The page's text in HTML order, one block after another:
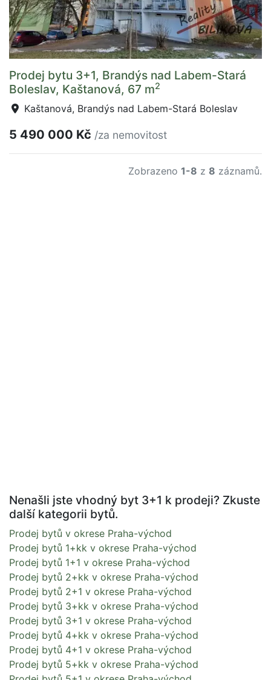
Prodej bytu 3+1, Brandýs nad Labem-Stará
Boleslav, Kaštanová, 67 m2
Kaštanová, Brandýs nad Labem-Stará Boleslav
5 490 000 Kč /za nemovitost
Zobrazeno 1-8 z 8 záznamů.
Nenašli jste vhodný byt 3+1 k prodeji? Zkuste
další kategorii bytů.
Prodej bytů v okrese Praha-východ
Prodej bytů 1+kk v okrese Praha-východ
Prodej bytů 1+1 v okrese Praha-východ
Prodej bytů 2+kk v okrese Praha-východ
Prodej bytů 2+1 v okrese Praha-východ
Prodej bytů 3+kk v okrese Praha-východ
Prodej bytů 3+1 v okrese Praha-východ
Prodej bytů 4+kk v okrese Praha-východ
Prodej bytů 4+1 v okrese Praha-východ
Prodej bytů 5+kk v okrese Praha-východ